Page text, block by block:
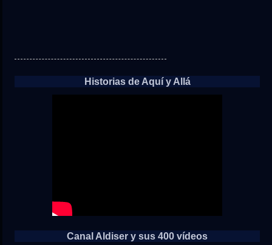
Historias de Aquí y Allá
Canal Aldiser y sus 400 vídeos